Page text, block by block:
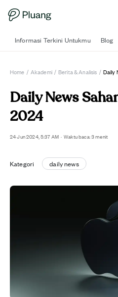
Informasi Terkini Untukmu Blog
Home / Akademi / Berita & Analisis /
Daily News
2024
24 Jun 2024, 5:37 AM · Waktu baca: 3 menit
Kategori daily news